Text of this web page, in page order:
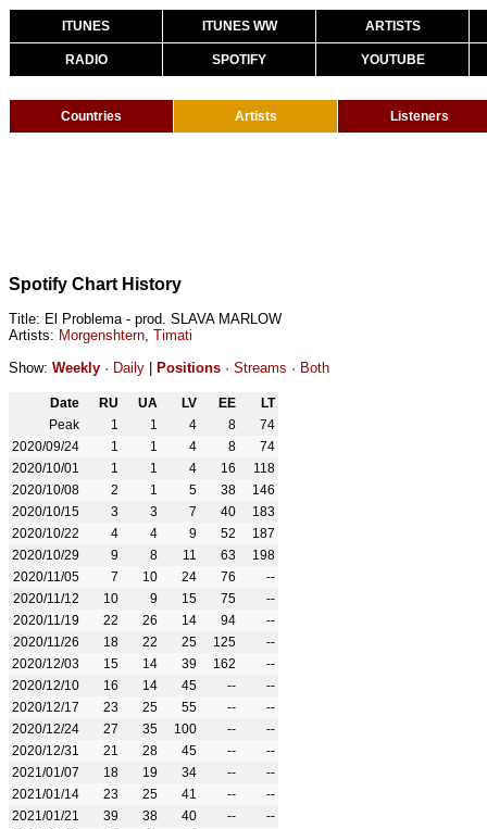
ITUNES ITUNES WW ARTISTS
RADIO SPOTIFY YOUTUBE
Countries Artists Listeners
Spotify Chart History
Title: El Problema - prod. SLAVA MARLOW
Artists: Morgenshtern, Timati
Show: Weekly · Daily Positions · Streams · Both
Date RU UA LV EE
LT
Peak
1 1 4 8
74
2020/09/24
1 1 4 8
74
2020/10/01
1 1 4 16
118
2020/10/08
2 1 5 38
146
2020/10/15
3 3 7 40
183
2020/10/22
4 4 9 52
187
2020/10/29
9 8 11 63
198
2020/11/05
7 10 24 76
--
2020/11/12
10 9 15 75
--
2020/11/19
22 26 14 94
--
2020/11/26
18 22 25 125
--
2020/12/03
15 14 39 162
--
2020/12/10
16 14 45 --
--
2020/12/17
23 25 55 --
--
2020/12/24
27 35 100 --
--
2020/12/31
21 28 45 --
--
2021/01/07
18 19 34 --
--
2021/01/14
23 25 41 --
--
2021/01/21
39 38 40 --
--